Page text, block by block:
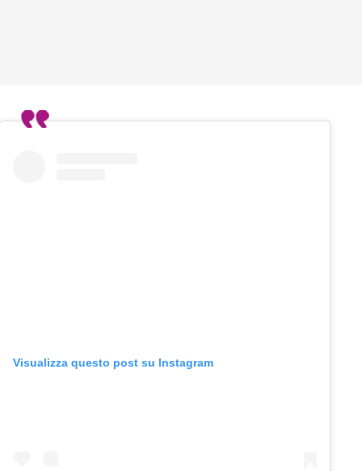
Visualizza questo post su Instagram